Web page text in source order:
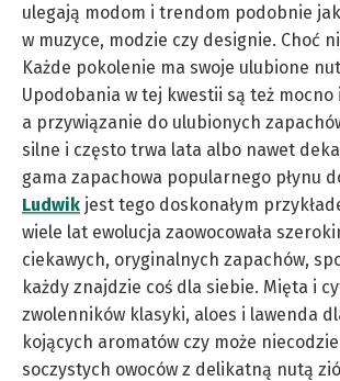
ulegają modom i trendom podobnie
w muzyce, modzie czy designie. Choć
Każde pokolenie ma swoje ulubione
Upodobania w tej kwestii są też
a przywiązanie do ulubionych
silne i często trwa lata albo nawet
gama zapachowa popularnego płynu
Ludwik jest tego doskonałym
wiele lat ewolucja zaowocowała
ciekawych, oryginalnych zapachów,
każdy znajdzie coś dla siebie. Mięta i
zwolenników klasyki, aloes i lawenda
kojących aromatów czy może
soczystych owoców z delikatną nutą